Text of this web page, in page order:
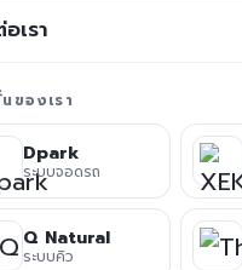
เรา
ของเรา
Dpark
ระบบจอดรถ
Q Natural
ระบบคิว